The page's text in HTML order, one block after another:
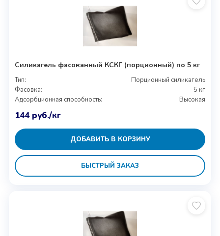
Силикагель фасованный КСКГ (порционный) по 5 кг
Тип:
Порционный силикагель
Фасовка:
5 кг
Адсорбционная способность:
Высокая
144 руб./кг
ДОБАВИТЬ В КОРЗИНУ
БЫСТРЫЙ ЗАКАЗ